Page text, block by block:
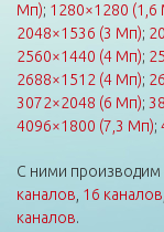
Мп); 1280×1280 (1,6
2048×1536 (3 Мп);
2560×1440 (4 Мп);
2688×1512 (4 Мп);
3072×2048 (6 Мп);
4096×1800 (7,3 Мп);
С ними производим
каналов 16 каналов
каналов.